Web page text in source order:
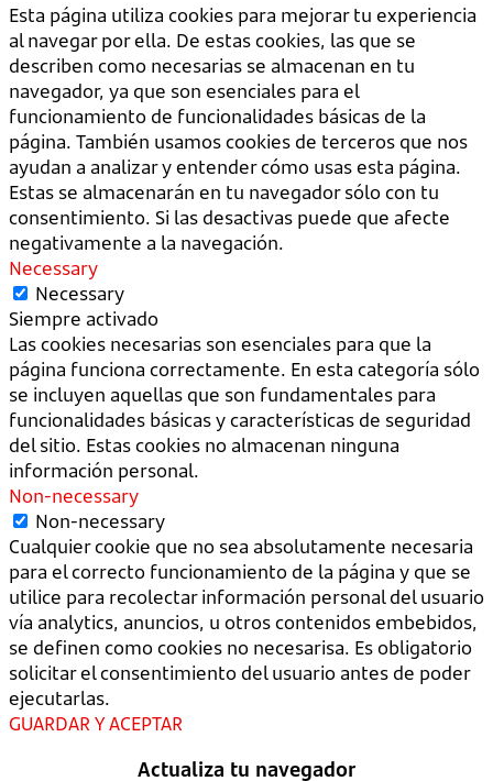
Esta página utiliza cookies para mejorar tu experiencia
al navegar por ella. De estas cookies, las que se
describen como necesarias se almacenan en tu
navegador, ya que son esenciales para el
funcionamiento de funcionalidades básicas de la
página. También usamos cookies de terceros que nos
ayudan a analizar y entender cómo usas esta página.
Estas se almacenarán en tu navegador sólo con tu
consentimiento. Si las desactivas puede que afecte
negativamente a la navegación.
Necessary
Necessary
Siempre activado
Las cookies necesarias son esenciales para que la
página funciona correctamente. En esta categoría sólo
se incluyen aquellas que son fundamentales para
funcionalidades básicas y características de seguridad
del sitio. Estas cookies no almacenan ninguna
información personal.
Non-necessary
Non-necessary
Cualquier cookie que no sea absolutamente necesaria
para el correcto funcionamiento de la página y que se
utilice para recolectar información personal del usuario
vía analytics, anuncios, u otros contenidos embebidos,
se definen como cookies no necesarisa. Es obligatorio
solicitar el consentimiento del usuario antes de poder
ejecutarlas.
GUARDAR Y ACEPTAR
Actualiza tu navegador